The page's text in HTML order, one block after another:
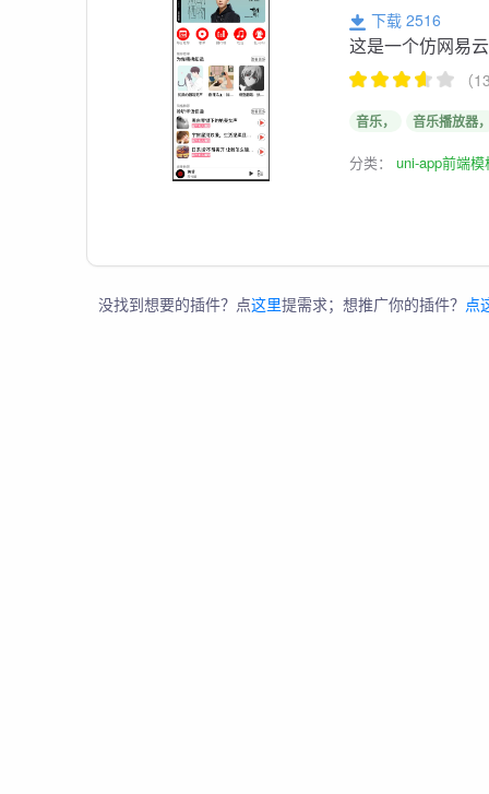
下载 2516
这是一个仿网易
（
音乐， 音乐播放器
分类：uni-app前端模
没找到想要的插件？点这里提需求；想推广你的插件？ 点